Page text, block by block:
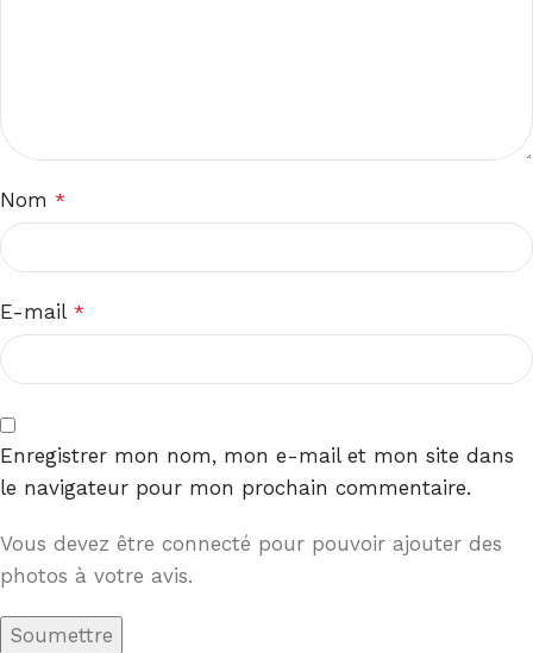
Nom *
E-mail *
Enregistrer mon nom, mon e-mail et mon site dans
le navigateur pour mon prochain commentaire.
Vous devez être connecté pour pouvoir ajouter des
photos à votre avis.